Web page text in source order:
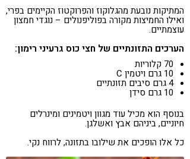
המתיקות נובעת מהגלוקוז והפרוקטוז הקיימים בפרי,
ואילו החמיצות מקורה בפוליפנולים – נוגדי חמצון
עוצמתיים.
הערכים התזונתיים של חצי כוס גרעיני רימון:
70 קלוריות
10 גרם ויטמין C
4 גרם סיבים תזונתיים
10 גרם סידן
בנוסף הוא מכיל עוד מגוון ויטמינים ומינרלים
חיוניים, ביניהם אבץ ואשלגן.
כל אלו הופכים את שילובו בתזונה, לרווח נקי.